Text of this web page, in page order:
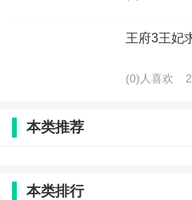
王府3王妃
(0)人喜欢
本类推荐
本类排行